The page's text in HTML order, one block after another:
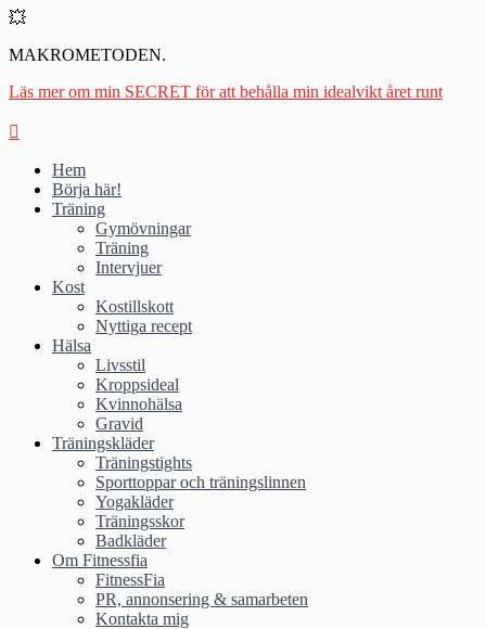
💥
MAKROMETODEN.
Läs mer om min SECRET för att behålla min idealvikt året runt
Hem
Börja här!
Träning
Gymövningar
Träning
Intervjuer
Kost
Kostillskott
Nyttiga recept
Hälsa
Livsstil
Kroppsideal
Kvinnohälsa
Gravid
Träningskläder
Träningstights
Sporttoppar och träningslinnen
Yogakläder
Träningsskor
Badkläder
Om Fitnessfia
FitnessFia
PR, annonsering & samarbeten
Kontakta mig